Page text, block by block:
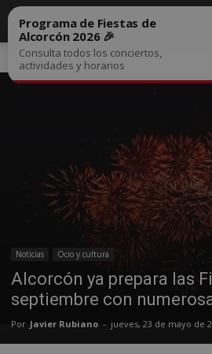
Inicio Noticias
Noticias Ocio y cultura
Alcorcón ya prepara las
septiembre con
Por Javier Rubiano - jueves, 23 de mayo de
Programa de Fiestas de
Alcorcón 2026 🎉
Consulta todos los conciertos,
actividades y horarios